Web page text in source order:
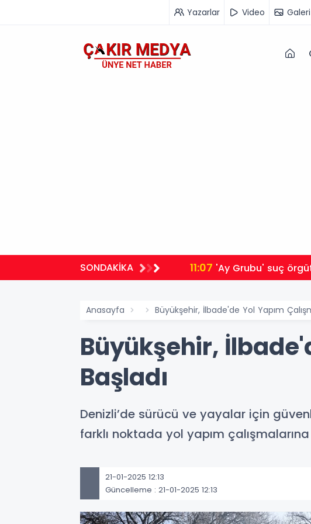
Yazarlar Video Galeri
SONDAKİKA 11:07 'Ay Grubu' suç
Anasayfa Büyükşehir, İlbade'de Yol Yapım
Büyükşehir,
Başladı
Denizli’de sürücü ve yayalar için
farklı noktada yol yapım
21-01-2025 12:13
Güncelleme : 21-01-2025 12:13